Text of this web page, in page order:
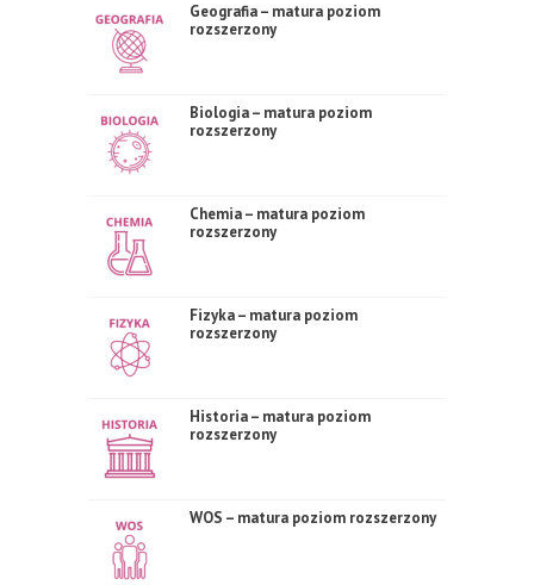
Geografia – matura poziom
rozszerzony
Biologia – matura poziom
rozszerzony
Chemia – matura poziom
rozszerzony
Fizyka – matura poziom
rozszerzony
Historia – matura poziom
rozszerzony
WOS – matura poziom rozszerzony